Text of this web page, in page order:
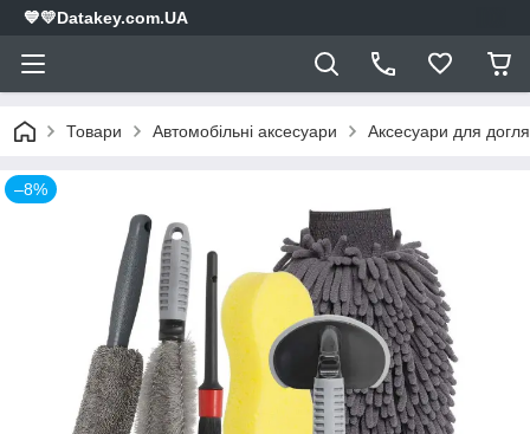
💙💛Datakey.com.UA
Товари Автомобільні аксесуари Аксесуари для
–8%